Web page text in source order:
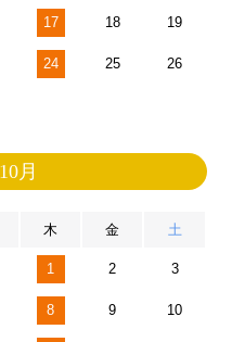
17 18 19
24 25 26
月
木 金 土
1 2 3
8 9 10